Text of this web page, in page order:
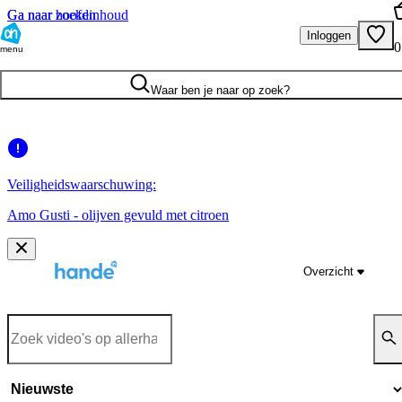
Ga naar hoofdinhoud
Ga naar zoeken
menu
Inloggen
Waar ben je naar op zoek?
Veiligheidswaarschuwing:
Amo Gusti - olijven gevuld met citroen
Overzicht